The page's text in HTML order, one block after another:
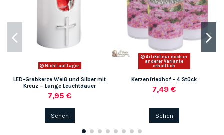
Nicht auf Lager
LED-Grabkerze Weiß und Silber mit
Kreuz – Lange Leuchtdauer
7,95 €
Sehen
Artikel nur noch in
anderer Variante
erhältlich
Kerzenfriedhof - 4 Stück
7,49 €
Sehen